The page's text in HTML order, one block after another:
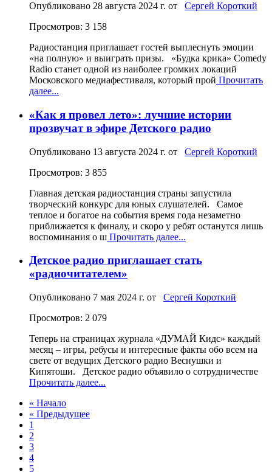
Опубликовано 28 августа 2024 г. от Сергей Короткий
Просмотров: 3 158
Радиостанция приглашает гостей выплеснуть эмоции
«на полную» и выиграть призы. «Будка крика» Comedy
Radio станет одной из наиболее громких локаций
Московского медиафестиваля, который прой Прочитать
далее...
«Как я провел лето»: лучшие истории
прозвучат в эфире Детского радио
Опубликовано 13 августа 2024 г. от Сергей Короткий
Просмотров: 3 855
Главная детская радиостанция страны запустила
творческий конкурс для юных слушателей. Самое
теплое и богатое на события время года незаметно
приближается к финалу, и скоро у ребят останутся лишь
воспоминания о ш Прочитать далее...
Детское радио приглашает стать
«радиочитателем»
Опубликовано 7 мая 2024 г. от Сергей Короткий
Просмотров: 2 079
Теперь на страницах журнала «ДУМАЙ Кидс» каждый
месяц – игры, ребусы и интересные факты обо всем на
свете от ведущих Детского радио Веснушки и
Кипятоши. Детское радио объявило о сотрудничестве
Прочитать далее...
« Начало
« Предыдущее
1
2
3
4
5